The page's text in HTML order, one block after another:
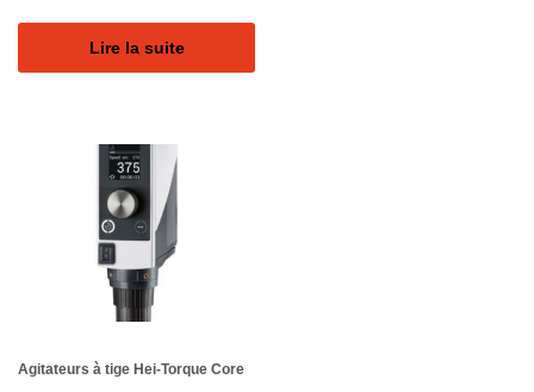
Lire la suite
Agitateurs à tige Hei-Torque Core